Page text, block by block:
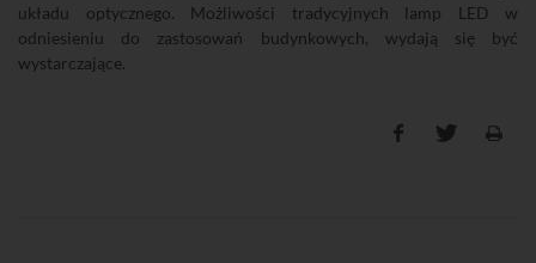
układu optycznego. Możliwości tradycyjnych lamp LED w
odniesieniu do zastosowań budynkowych, wydają się być
wystarczające.